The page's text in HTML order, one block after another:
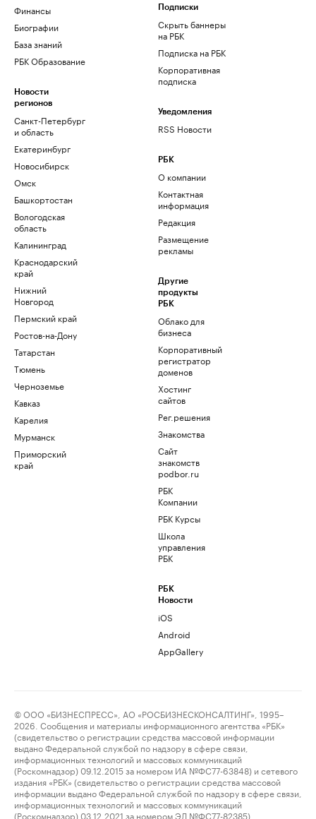
Финансы
Биографии
База знаний
РБК Образование
Новости
регионов
Санкт-Петербург
и область
Екатеринбург
Новосибирск
Омск
Башкортостан
Вологодская
область
Калининград
Краснодарский
край
Нижний
Новгород
Пермский край
Ростов-на-Дону
Татарстан
Тюмень
Черноземье
Кавказ
Карелия
Мурманск
Приморский
край
Подписки
Скрыть баннеры
на РБК
Подписка на РБК
Корпоративная
подписка
Уведомления
RSS Новости
РБК
О компании
Контактная
информация
Редакция
Размещение
рекламы
Другие
продукты
РБК
Облако для
бизнеса
Корпоративный
регистратор
доменов
Хостинг
сайтов
Рег.решения
Знакомства
Сайт
знакомств
podbor.ru
РБК
Компании
РБК Курсы
Школа
управления
РБК
РБК
Новости
iOS
Android
AppGallery
© ООО «БИЗНЕСПРЕСС», АО «РОСБИЗНЕСКОНСАЛТИНГ», 1995–
2026. Сообщения и материалы информационного агентства «РБК»
(свидетельство о регистрации средства массовой информации
выдано Федеральной службой по надзору в сфере связи,
информационных технологий и массовых коммуникаций
(Роскомнадзор) 09.12.2015 за номером ИА №ФС77-63848) и сетевого
издания «РБК» (свидетельство о регистрации средства массовой
информации выдано Федеральной службой по надзору в сфере связи,
информационных технологий и массовых коммуникаций
(Роскомнадзор) 03.12.2021 за номером ЭЛ №ФС77-82385)